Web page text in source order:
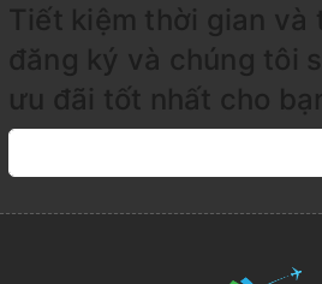
Tiết kiệm thời gian và
đăng ký và chúng tôi
ưu đãi tốt nhất cho